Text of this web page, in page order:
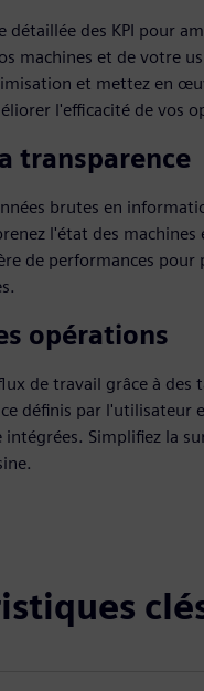
détaillée des KPI pour
machines et de votre
et mettez en
l'efficacité de vos
transparence
brutes en
l'état des machines
de performances pour
opérations
de travail grâce à des
définis par l'utilisateur
Simplifiez la